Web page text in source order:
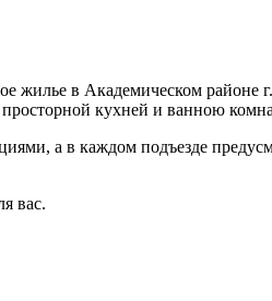
в Академическом районе
кухней и ванною
а в каждом подъезде
вас.